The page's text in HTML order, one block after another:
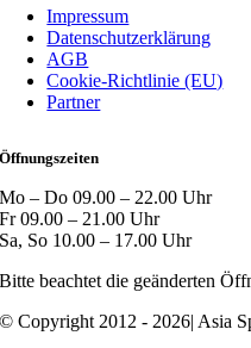
Impressum
Datenschutzerklärung
AGB
Cookie-Richtlinie (EU)
Partner
Öffnungszeiten
Mo – Do 09.00 – 22.00 Uhr
Fr 09.00 – 21.00 Uhr
Sa, So 10.00 – 17.00 Uhr
Bitte beachtet die geänderten
© Copyright 2012 - 2026| Asia